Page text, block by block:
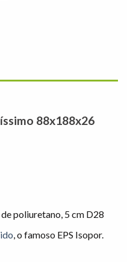
88x188x26
poliuretano, 5 cm D28
, o famoso EPS Isopor.